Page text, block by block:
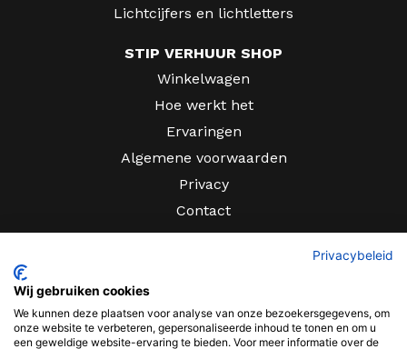
Lichtcijfers en lichtletters
STIP VERHUUR SHOP
Winkelwagen
Hoe werkt het
Ervaringen
Algemene voorwaarden
Privacy
Contact
Sir Rowland Hillstraat 10
Tiel
Privacybeleid
Wij gebruiken cookies
We kunnen deze plaatsen voor analyse van onze bezoekersgegevens, om
onze website te verbeteren, gepersonaliseerde inhoud te tonen en om u
een geweldige website-ervaring te bieden. Voor meer informatie over de